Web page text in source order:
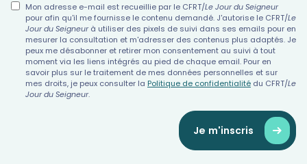
Mon adresse e-mail est recueillie par le CFRT/Le Jour du Seigneur
pour afin qu'il me fournisse le contenu demandé. J'autorise le CFRT/Le
Jour du Seigneurà utiliser des pixels de suivi dans ses emails pour en
mesurer la consultation et m'adresser des contenus plus adaptés. Je
peux me désabonner et retirer mon consentement au suivi à tout
moment via les liens intégrés au pied de chaque email. Pour en
savoir plus sur le traitement de mes données personnelles et sur
mes droits, je peux consulter la Politique de confidentialité du CFRT/Le
Jour du Seigneur.
Je m'inscris